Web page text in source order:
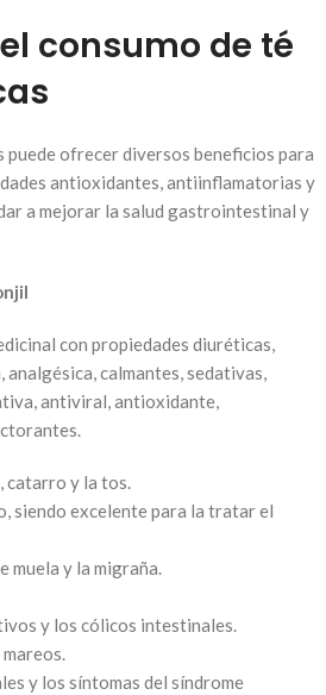
consumo de té
puede ofrecer diversos beneficios para
antioxidantes, antiinflamatorias y
a mejorar la salud gastrointestinal y
con propiedades diuréticas,
calmantes, sedativas,
antiviral, antioxidante,
catarro y la tos.
siendo excelente para la tratar el
muela y la migraña.
y los cólicos intestinales.
y los síntomas del síndrome